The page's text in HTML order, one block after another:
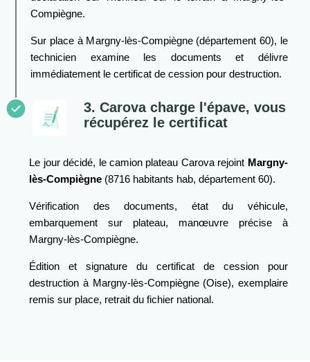
Compiègne.
Sur place à Margny-lès-Compiègne (département 60), le
technicien examine les documents et délivre
immédiatement le certificat de cession pour destruction.
3. Carova charge l'épave, vous
récupérez le certificat
Le jour décidé, le camion plateau Carova rejoint Margny-
lès-Compiègne (8716 habitants hab, département 60).
Vérification des documents, état du véhicule,
embarquement sur plateau, manœuvre précise à
Margny-lès-Compiègne.
Édition et signature du certificat de cession pour
destruction à Margny-lès-Compiègne (Oise), exemplaire
remis sur place, retrait du fichier national.